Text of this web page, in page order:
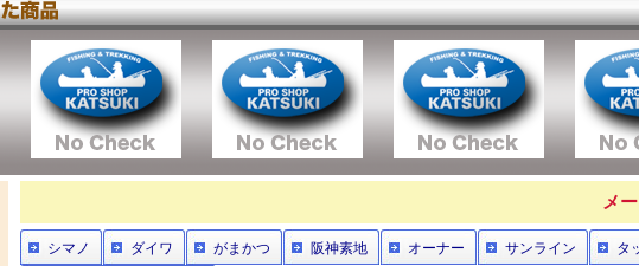
メ
シマノ ダイワ がまかつ 阪神素地 オーナー サンライン タ